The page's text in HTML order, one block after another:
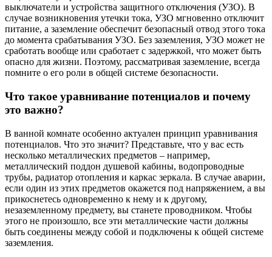
выключатели и устройства защитного отключения (УЗО). В
случае возникновения утечки тока, УЗО мгновенно отключит
питание, а заземление обеспечит безопасный отвод этого тока
до момента срабатывания УЗО. Без заземления, УЗО может не
сработать вообще или сработает с задержкой, что может быть
опасно для жизни. Поэтому, рассматривая заземление, всегда
помните о его роли в общей системе безопасности.
Что такое уравнивание потенциалов и почему
это важно?
В ванной комнате особенно актуален принцип уравнивания
потенциалов. Что это значит? Представьте, что у вас есть
несколько металлических предметов – например,
металлический поддон душевой кабины, водопроводные
трубы, радиатор отопления и каркас зеркала. В случае аварии,
если один из этих предметов окажется под напряжением, а вы
прикоснетесь одновременно к нему и к другому,
незаземленному предмету, вы станете проводником. Чтобы
этого не произошло, все эти металлические части должны
быть соединены между собой и подключены к общей системе
заземления.